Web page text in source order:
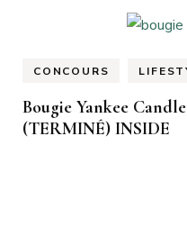
CONCOURS
Bougie Yankee
(TERMINÉ) INSIDE